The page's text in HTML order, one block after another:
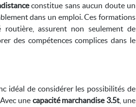
constitue sans aucun doute un
dans un emploi. Ces formations
assurent non seulement de
des compétences complices dans le
idéal de considérer les possibilités de
une capacité marchandise 3.5t , une